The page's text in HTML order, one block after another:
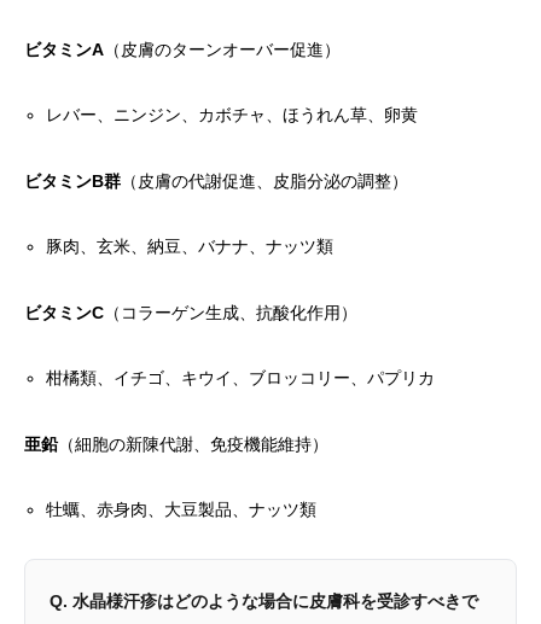
ビタミンA （皮膚のターンオーバー促進）
レバー、ニンジン、カボチャ、ほうれん草、卵黄
ビタミンB群 （皮膚の代謝促進、皮脂分泌の調整）
豚肉、玄米、納豆、バナナ、ナッツ類
ビタミンC （コラーゲン生成、抗酸化作用）
柑橘類、イチゴ、キウイ、ブロッコリー、パプリカ
亜鉛（細胞の新陳代謝、免疫機能維持）
牡蠣、赤身肉、大豆製品、ナッツ類
Q. 水晶様汗疹はどのような場合に皮膚科を受診すべきで